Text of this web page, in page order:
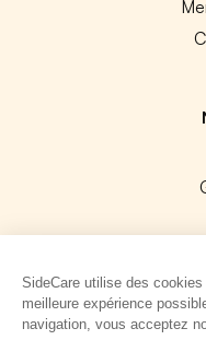
© 2026
SideCare utilise des
meilleure expérience
navigation, vous acceptez